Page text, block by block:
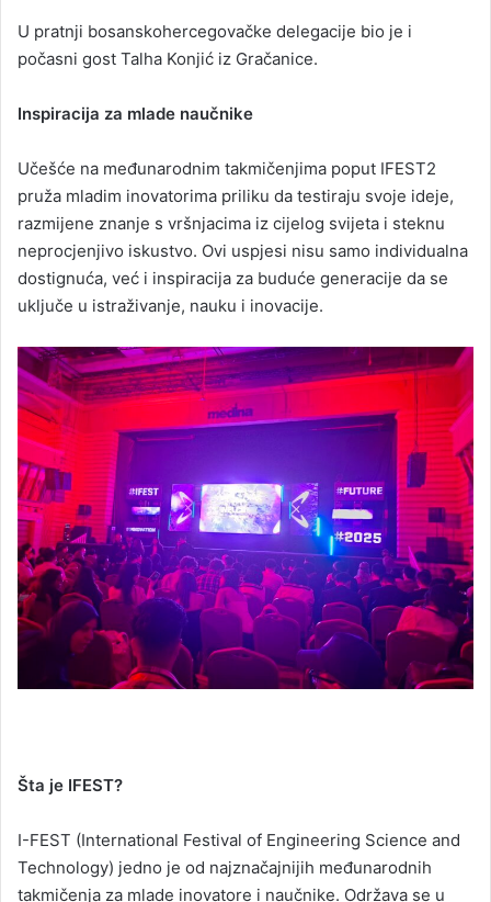
U pratnji bosanskohercegovačke delegacije bio je i
počasni gost Talha Konjić iz Gračanice.
Inspiracija za mlade naučnike
Učešće na međunarodnim takmičenjima poput IFEST2
pruža mladim inovatorima priliku da testiraju svoje ideje,
razmijene znanje s vršnjacima iz cijelog svijeta i steknu
neprocjenjivo iskustvo. Ovi uspjesi nisu samo individualna
dostignuća, već i inspiracija za buduće generacije da se
uključe u istraživanje, nauku i inovacije.
Šta je IFEST?
I-FEST (International Festival of Engineering Science and
Technology) jedno je od najznačajnijih međunarodnih
takmičenja za mlade inovatore i naučnike. Održava se u